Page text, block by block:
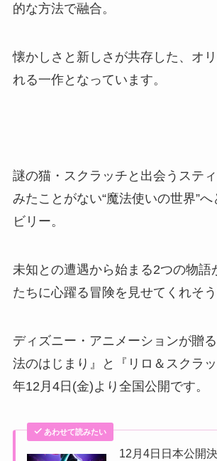
的な方法で融合。
懐かしさと新しさが共存した、オ
れる一作となっています。
謎の猫・スクラッチと出会うステ
みたことがない“魔法使いの世界”へ
ビリー。
未知との遭遇から始まる2つの物語
たちに心躍る冒険を見せてくれそう
ディズニー・アニメーションが贈
法のはじまり』と『リロ＆スクラ
年12月4日(金)より全国公開です。
あわせて読みたい
12月4日日本公開